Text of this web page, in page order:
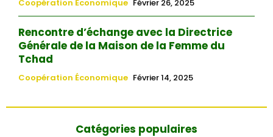
Coopération Économique Février 26, 2025
Rencontre d’échange avec la Directrice
Générale de la Maison de la Femme du
Tchad
Coopération Économique Février 14, 2025
Catégories populaires